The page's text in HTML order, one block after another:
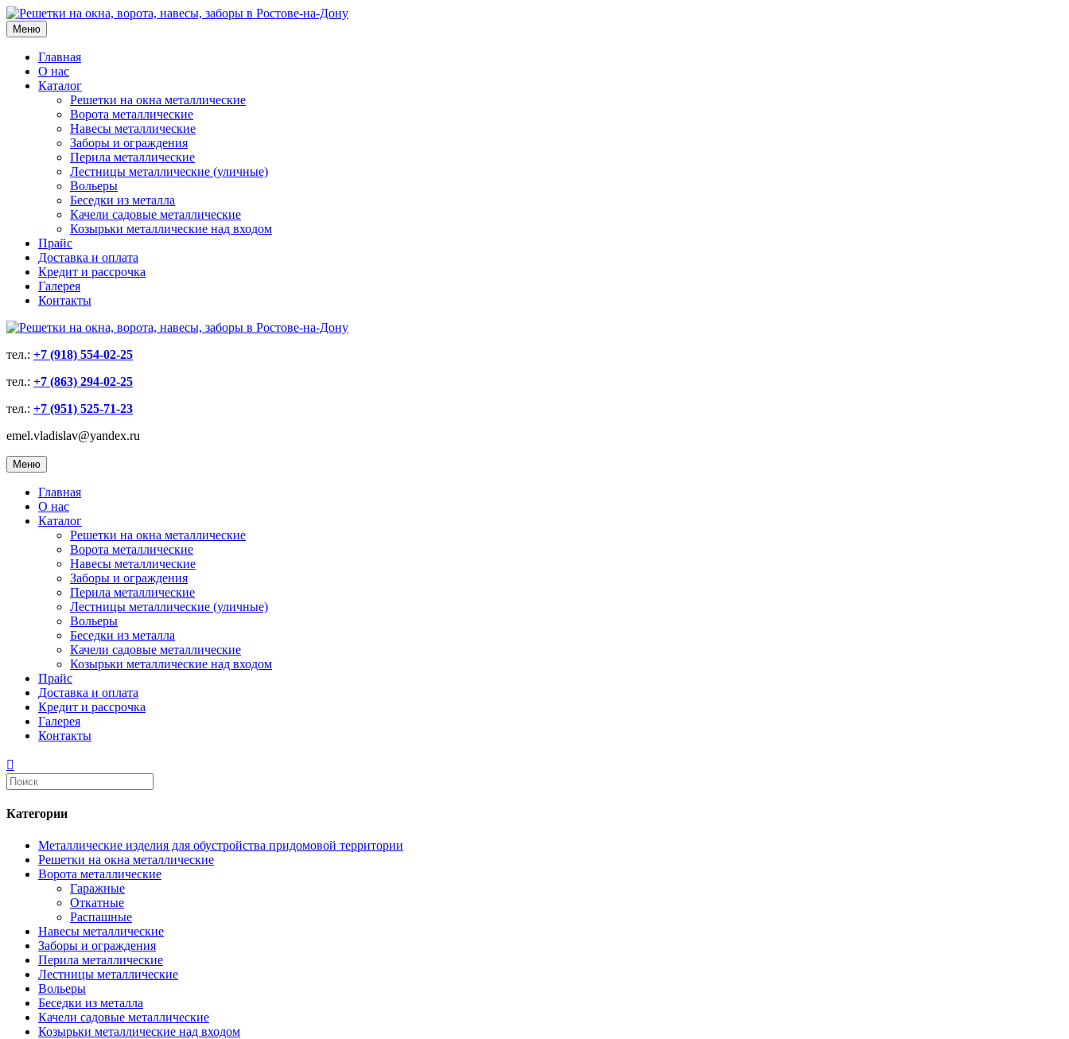
Меню
Главная
О нас
Каталог
Решетки на окна металлические
Ворота металлические
Навесы металлические
Заборы и ограждения
Перила металлические
Лестницы металлические (уличные)
Вольеры
Беседки из металла
Качели садовые металлические
Козырьки металлические над входом
Прайс
Доставка и оплата
Кредит и рассрочка
Галерея
Контакты
тел.: +7 (918) 554-02-25
тел.: +7 (863) 294-02-25
тел.: +7 (951) 525-71-23
emel.vladislav@yandex.ru
Меню
Главная
О нас
Каталог
Решетки на окна металлические
Ворота металлические
Навесы металлические
Заборы и ограждения
Перила металлические
Лестницы металлические (уличные)
Вольеры
Беседки из металла
Качели садовые металлические
Козырьки металлические над входом
Прайс
Доставка и оплата
Кредит и рассрочка
Галерея
Контакты
Категории
Металлические изделия для обустройства придомовой территории
Решетки на окна металлические
Ворота металлические
Гаражные
Откатные
Распашные
Навесы металлические
Заборы и ограждения
Перила металлические
Лестницы металлические
Вольеры
Беседки из металла
Качели садовые металлические
Козырьки металлические над входом